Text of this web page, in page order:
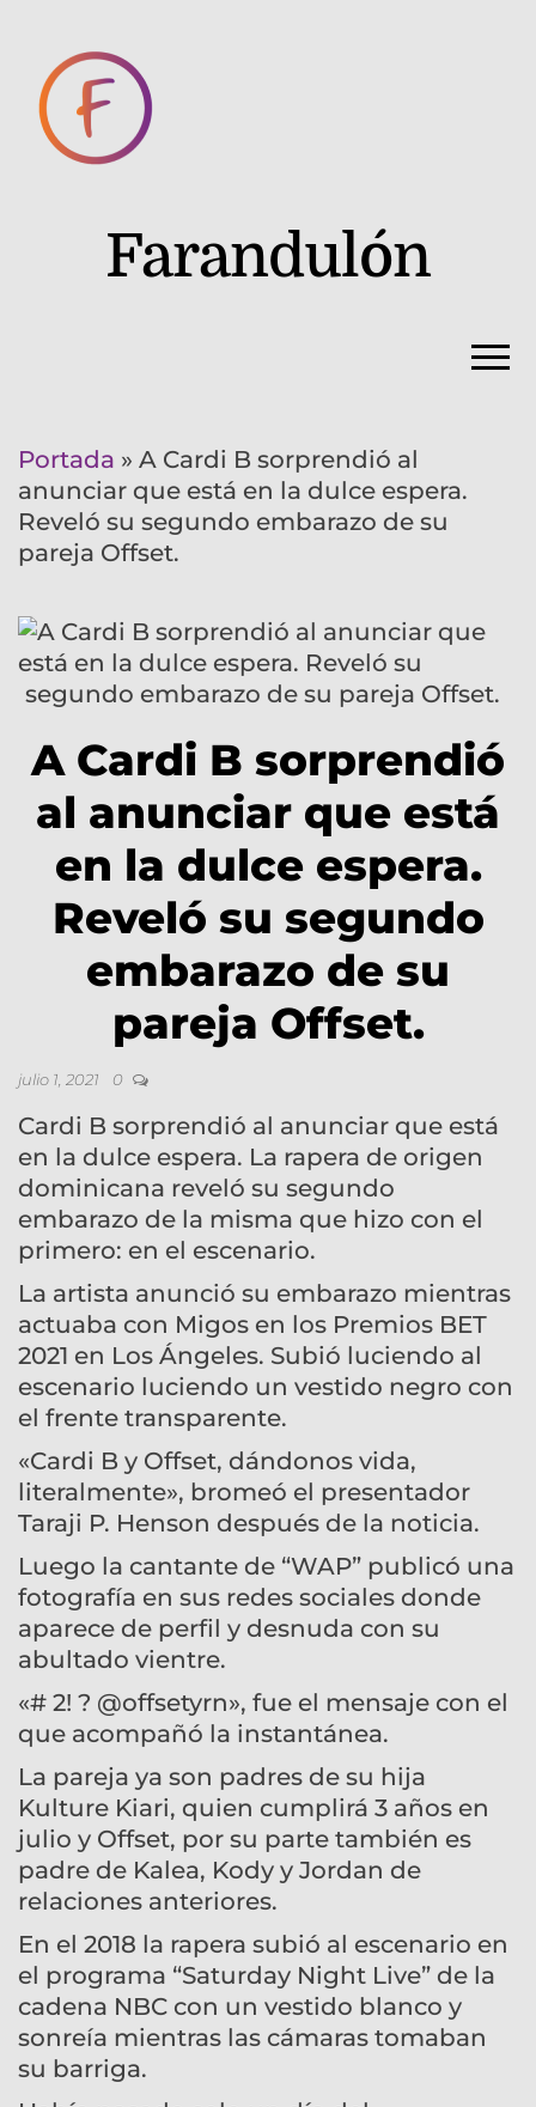
Farandulón
Portada » A Cardi B sorprendió al
anunciar que está en la dulce espera.
Reveló su segundo embarazo de su
pareja Offset.
A Cardi B sorprendió
al anunciar que está
en la dulce espera.
Reveló su segundo
embarazo de su
pareja Offset.
julio 1, 2021 0
Cardi B sorprendió al anunciar que está
en la dulce espera. La rapera de origen
dominicana reveló su segundo
embarazo de la misma que hizo con el
primero: en el escenario.
La artista anunció su embarazo mientras
actuaba con Migos en los Premios BET
2021 en Los Ángeles. Subió luciendo al
escenario luciendo un vestido negro con
el frente transparente.
«Cardi B y Offset, dándonos vida,
literalmente», bromeó el presentador
Taraji P. Henson después de la noticia.
Luego la cantante de “WAP” publicó una
fotografía en sus redes sociales donde
aparece de perfil y desnuda con su
abultado vientre.
«# 2! ? @offsetyrn», fue el mensaje con el
que acompañó la instantánea.
La pareja ya son padres de su hija
Kulture Kiari, quien cumplirá 3 años en
julio y Offset, por su parte también es
padre de Kalea, Kody y Jordan de
relaciones anteriores.
En el 2018 la rapera subió al escenario en
el programa “Saturday Night Live” de la
cadena NBC con un vestido blanco y
sonreía mientras las cámaras tomaban
su barriga.